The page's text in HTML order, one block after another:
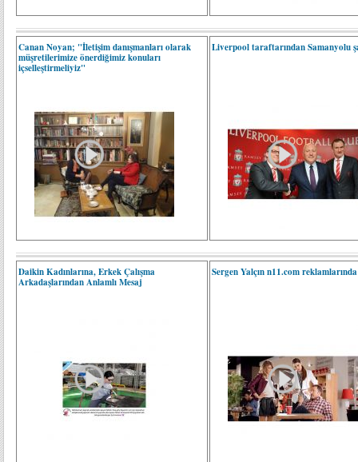
Canan Noyan; "İletişim danışmanları olarak
müşretilerimize önerdiğimiz konuları
içselleştirmeliyiz"
Liverpool taraftarından Samanyolu
Daikin Kadınlarına, Erkek Çalışma
Arkadaşlarından Anlamlı Mesaj
Sergen Yalçın n11.com reklamlarında